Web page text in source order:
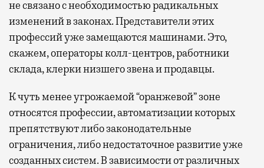
не связано с необходимостью радикальных
изменений в законах. Представители этих
профессий уже замещаются машинами. Это,
скажем, операторы колл-центров, работники
склада, клерки низшего звена и продавцы.
К чуть менее угрожаемой “оранжевой” зоне
относятся профессии, автоматизации которых
препятствуют либо законодательные
ограничения, либо недостаточное развитие уже
созданных систем. В зависимости от различных